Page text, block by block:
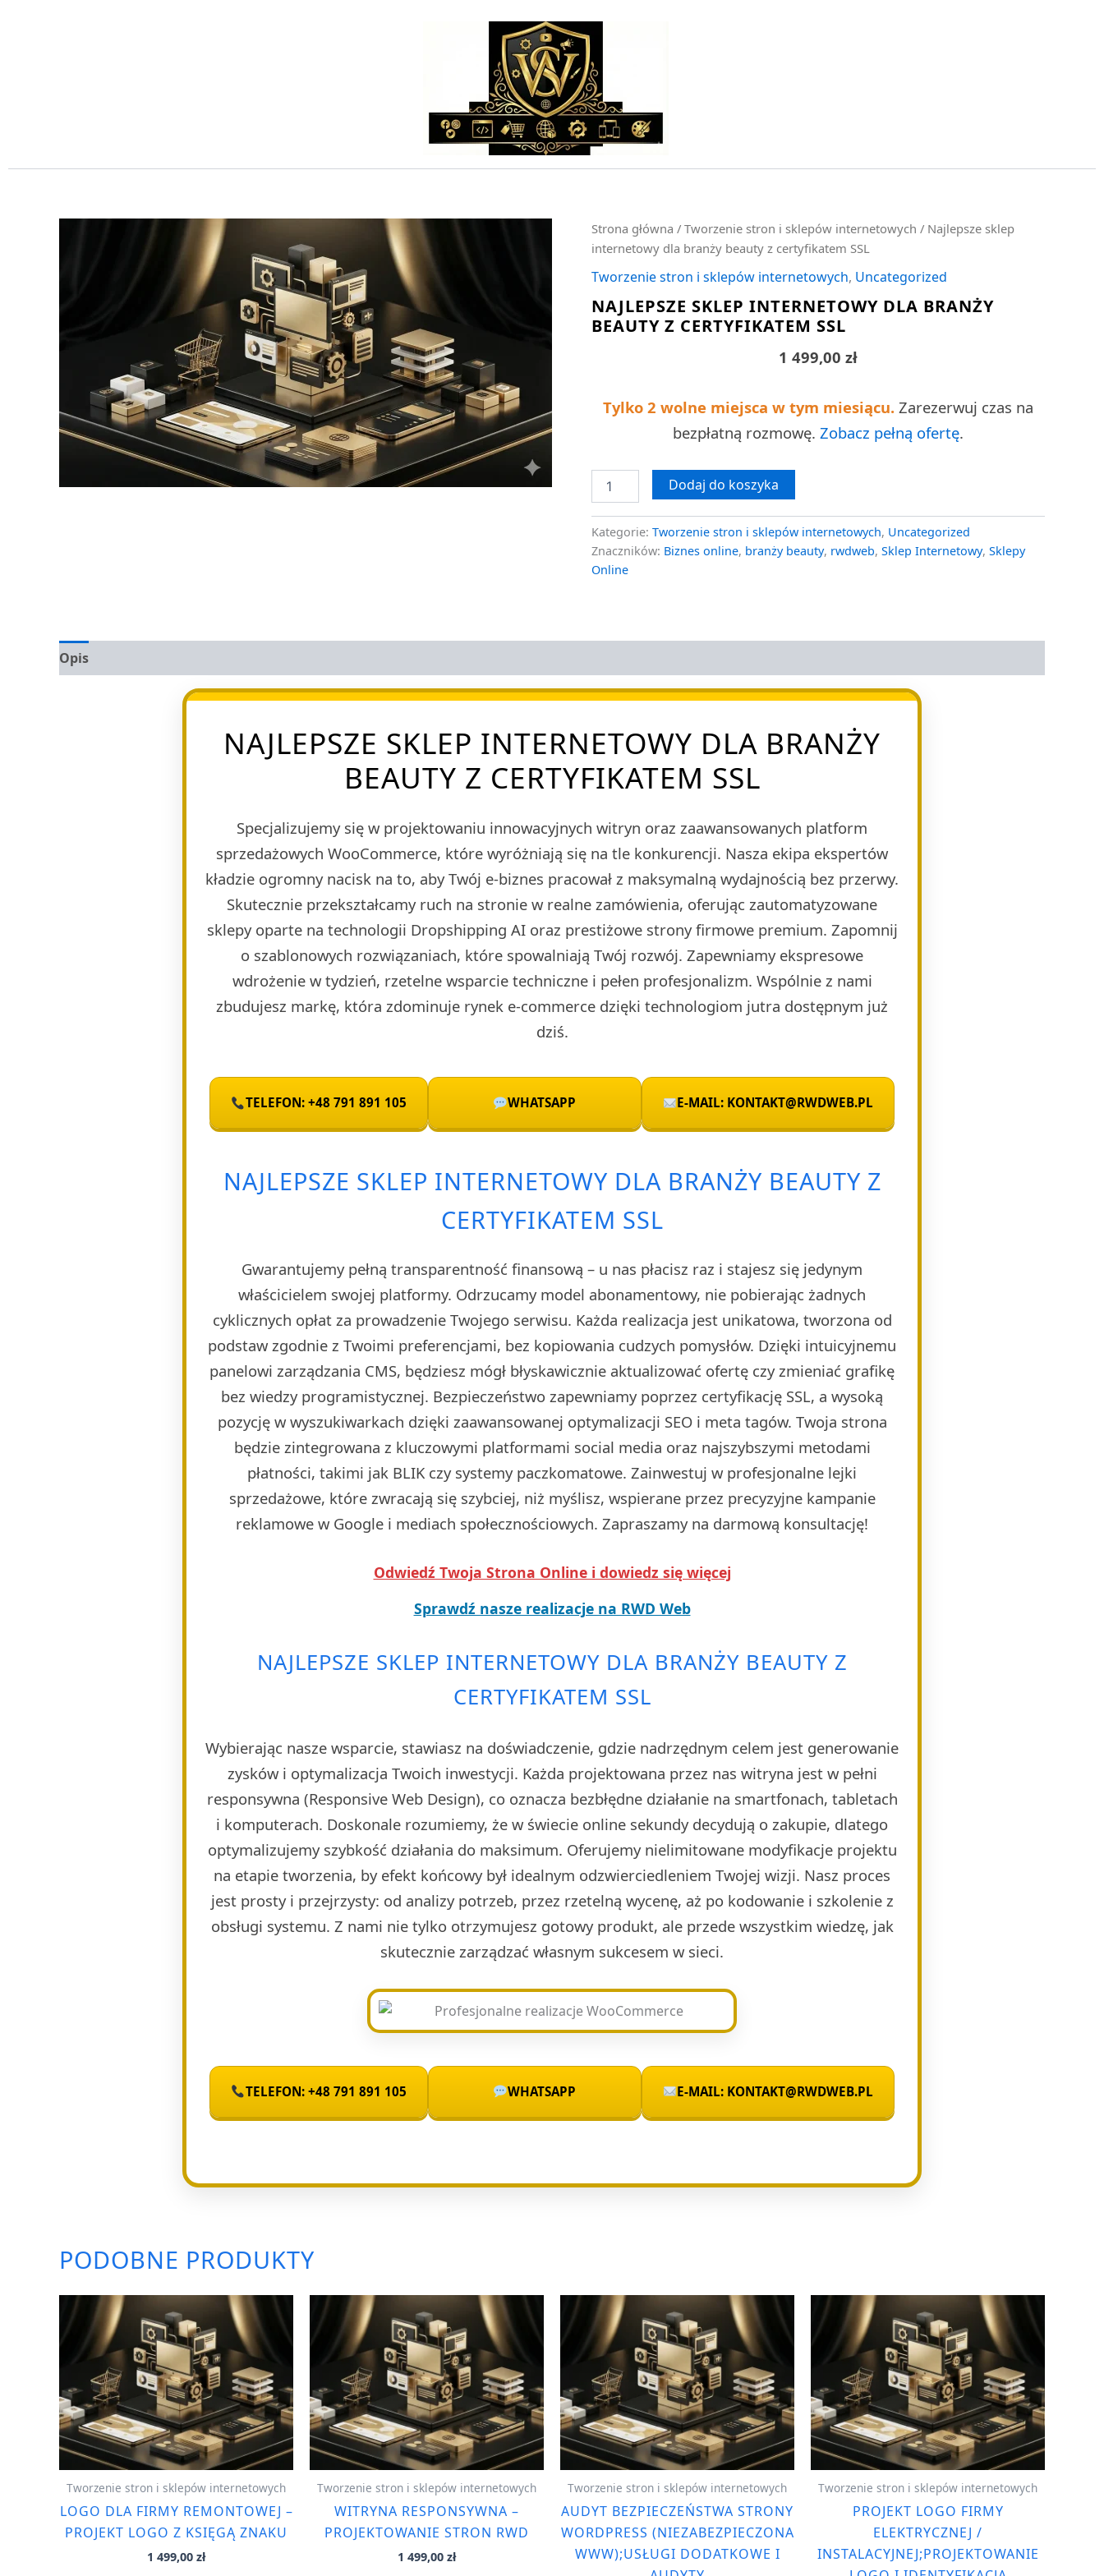
Strona główna / Tworzenie stron i sklepów internetowych / Najlepsze sklep
internetowy dla branży beauty z certyfikatem SSL
Tworzenie stron i sklepów internetowych, Uncategorized
NAJLEPSZE SKLEP INTERNETOWY DLA BRANŻY
BEAUTY Z CERTYFIKATEM SSL
1 499,00 zł
Tylko 2 wolne miejsca w tym miesiącu. Zarezerwuj czas na
bezpłatną rozmowę. Zobacz pełną ofertę.
ilość
Najlepsze
sklep
internetowy
branży
beauty
Dodaj do koszyka
Kategorie: Tworzenie stron i sklepów internetowych, Uncategorized
Znaczników: Biznes online, branży beauty, rwdweb, Sklep Internetowy, Sklepy
Online
Opis
NAJLEPSZE SKLEP INTERNETOWY DLA BRANŻY
BEAUTY Z CERTYFIKATEM SSL
Specjalizujemy się w projektowaniu innowacyjnych witryn oraz zaawansowanych platform
sprzedażowych WooCommerce, które wyróżniają się na tle konkurencji. Nasza ekipa ekspertów
kładzie ogromny nacisk na to, aby Twój e-biznes pracował z maksymalną wydajnością bez przerwy.
Skutecznie przekształcamy ruch na stronie w realne zamówienia, oferując zautomatyzowane
sklepy oparte na technologii Dropshipping AI oraz prestiżowe strony firmowe premium. Zapomnij
o szablonowych rozwiązaniach, które spowalniają Twój rozwój. Zapewniamy ekspresowe
wdrożenie w tydzień, rzetelne wsparcie techniczne i pełen profesjonalizm. Wspólnie z nami
zbudujesz markę, która zdominuje rynek e-commerce dzięki technologiom jutra dostępnym już
dziś.
TELEFON: +48 791 891 105 WHATSAPP E-MAIL: KONTAKT@RWDWEB.PL
NAJLEPSZE SKLEP INTERNETOWY DLA BRANŻY BEAUTY Z
CERTYFIKATEM SSL
Gwarantujemy pełną transparentność finansową – u nas płacisz raz i stajesz się jedynym
właścicielem swojej platformy. Odrzucamy model abonamentowy, nie pobierając żadnych
cyklicznych opłat za prowadzenie Twojego serwisu. Każda realizacja jest unikatowa, tworzona od
podstaw zgodnie z Twoimi preferencjami, bez kopiowania cudzych pomysłów. Dzięki intuicyjnemu
panelowi zarządzania CMS, będziesz mógł błyskawicznie aktualizować ofertę czy zmieniać grafikę
bez wiedzy programistycznej. Bezpieczeństwo zapewniamy poprzez certyfikację SSL, a wysoką
pozycję w wyszukiwarkach dzięki zaawansowanej optymalizacji SEO i meta tagów. Twoja strona
będzie zintegrowana z kluczowymi platformami social media oraz najszybszymi metodami
płatności, takimi jak BLIK czy systemy paczkomatowe. Zainwestuj w profesjonalne lejki
sprzedażowe, które zwracają się szybciej, niż myślisz, wspierane przez precyzyjne kampanie
reklamowe w Google i mediach społecznościowych. Zapraszamy na darmową konsultację!
Odwiedź Twoja Strona Online i dowiedz się więcej
Sprawdź nasze realizacje na RWD Web
NAJLEPSZE SKLEP INTERNETOWY DLA BRANŻY BEAUTY Z
CERTYFIKATEM SSL
Wybierając nasze wsparcie, stawiasz na doświadczenie, gdzie nadrzędnym celem jest generowanie
zysków i optymalizacja Twoich inwestycji. Każda projektowana przez nas witryna jest w pełni
responsywna (Responsive Web Design), co oznacza bezbłędne działanie na smartfonach, tabletach
i komputerach. Doskonale rozumiemy, że w świecie online sekundy decydują o zakupie, dlatego
optymalizujemy szybkość działania do maksimum. Oferujemy nielimitowane modyfikacje projektu
na etapie tworzenia, by efekt końcowy był idealnym odzwierciedleniem Twojej wizji. Nasz proces
jest prosty i przejrzysty: od analizy potrzeb, przez rzetelną wycenę, aż po kodowanie i szkolenie z
obsługi systemu. Z nami nie tylko otrzymujesz gotowy produkt, ale przede wszystkim wiedzę, jak
skutecznie zarządzać własnym sukcesem w sieci.
TELEFON: +48 791 891 105 WHATSAPP E-MAIL: KONTAKT@RWDWEB.PL
PODOBNE PRODUKTY
Tworzenie stron i sklepów internetowych
LOGO DLA FIRMY REMONTOWEJ –
PROJEKT LOGO Z KSIĘGĄ ZNAKU
1 499,00 zł
Tworzenie stron i sklepów internetowych
WITRYNA RESPONSYWNA –
PROJEKTOWANIE STRON RWD
1 499,00 zł
Tworzenie stron i sklepów internetowych
AUDYT BEZPIECZEŃSTWA STRONY
WORDPRESS (NIEZABEZPIECZONA
WWW);USŁUGI DODATKOWE I
Tworzenie stron i sklepów internetowych
PROJEKT LOGO FIRMY
ELEKTRYCZNEJ /
INSTALACYJNEJ;PROJEKTOWANIE